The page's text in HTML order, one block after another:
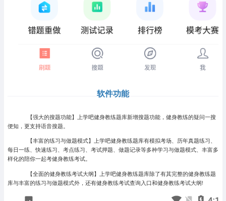
软件功能
【强大的搜题功能】上学吧健身教练题库新增搜题功能，健身教练的疑问一搜
便知，更支持语音搜题。
【丰富的练习与做题模式】上学吧健身教练题库有模拟考场、历年真题练习、
每日一练、快速练习、考点练习、考试押题、做题记录等多种学习与做题模式、丰富多
样化的陪你一起考健身教练考试。
【全面的健身教练考试大纲】上学吧健身教练题库除了有其完整的健身教练题
库与丰富的练习与做题模式外，还有健身教练考试查询入口和健身教练考试大纲!